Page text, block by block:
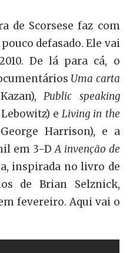
de Scorsese faz com
defasado. Ele vai
De lá para cá, o
Uma carta
Public speaking
eLiving in the
Harrison), e a
em 3-DA invenção de
inspirada no livro de
de Brian Selznick,
fevereiro. Aqui vai o